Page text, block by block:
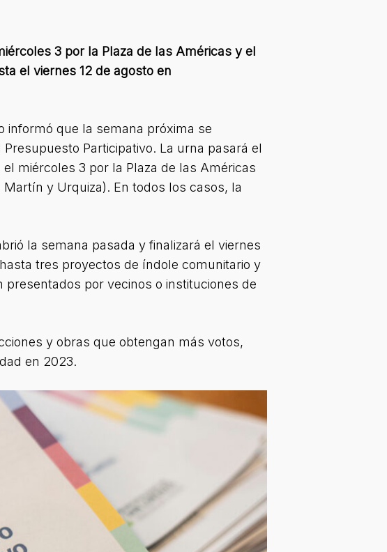
3 por la Plaza de las Américas y el
el viernes 12 de agosto en
informó que la semana próxima se
Participativo. La urna pasará el
miércoles 3 por la Plaza de las Américas
y Urquiza). En todos los casos, la
la semana pasada y finalizará el viernes
tres proyectos de índole comunitario y
por vecinos o instituciones de
y obras que obtengan más votos,
en 2023.